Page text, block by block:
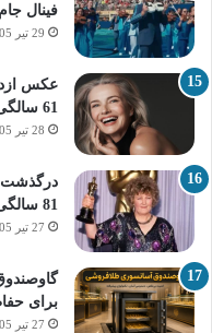
فینال جام
29 تیر 1405
عکس
61 سالگی + بیوگرافی
28 تیر 1405
درگذشت
81 سالگی
27 تیر 1405
برای
27 تیر 1405